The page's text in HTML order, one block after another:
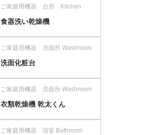
ご家庭用機器 台所 Kitchen
食器洗い乾燥機
ご家庭用機器 洗面所 Washroom
洗面化粧台
ご家庭用機器 洗面所 Washroom
衣類乾燥機 乾太くん
ご家庭用機器 浴室 Bathroom